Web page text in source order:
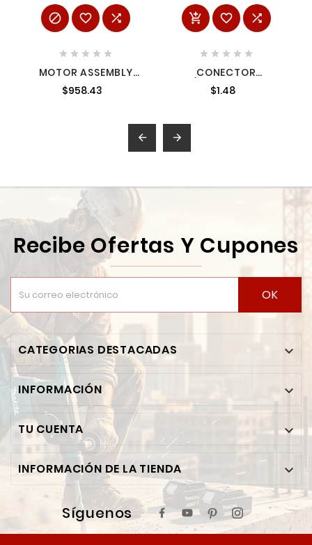
  
    
MOTOR ASSEMBLY
23300900 MILWAUKEE
$958.43
  
    
CONECTOR
P/9401,MT2240
6545024
$1.48
 
Recibe Ofertas Y Cupones
OK
CATEGORIAS DESTACADAS 
INFORMACIÓN 
TU CUENTA 
INFORMACIÓN DE LA TIENDA 
Síguenos